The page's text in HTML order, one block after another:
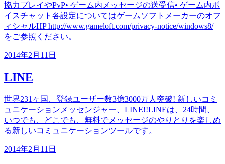
協力プレイやPvP• ゲーム内メッセージの送受信• ゲーム内ボ
イスチャット各設定についてはゲームソフトメーカーのオフ
ィシャルHP http://www.gameloft.com/privacy-notice/windows8/
をご参照ください。
2014年2月11日
LINE
世界231ヶ国、登録ユーザー数3億3000万人突破! 新しいコミ
ュニケーションメッセンジャー、LINE!!LINEは、24時間、
いつでも、どこでも、無料でメッセージのやりとりを楽しめ
る新しいコミュニケーションツールです。
2014年2月11日